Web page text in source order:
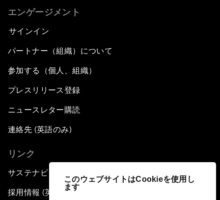
このウェブサイトはCookieを使用し
ます
エンゲージメント
サインイン
パートナー（組織）について
参加する（個人、組織）
プレスリリース登録
ニュースレター購読
連絡先 (英語のみ)
リンク
サステナビリティへの取り組み
採用情報 (英語のみ)